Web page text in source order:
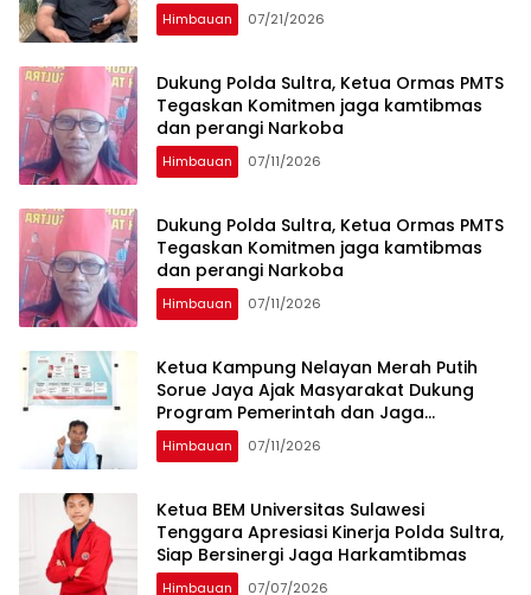
Himbauan 07/21/2026
Dukung Polda Sultra, Ketua Ormas PMTS
Tegaskan Komitmen jaga kamtibmas
dan perangi Narkoba
Himbauan 07/11/2026
Dukung Polda Sultra, Ketua Ormas PMTS
Tegaskan Komitmen jaga kamtibmas
dan perangi Narkoba
Himbauan 07/11/2026
Ketua Kampung Nelayan Merah Putih
Sorue Jaya Ajak Masyarakat Dukung
Program Pemerintah dan Jaga
Kelestarian Laut
Himbauan 07/11/2026
Ketua BEM Universitas Sulawesi
Tenggara Apresiasi Kinerja Polda Sultra,
Siap Bersinergi Jaga Harkamtibmas
Himbauan 07/07/2026